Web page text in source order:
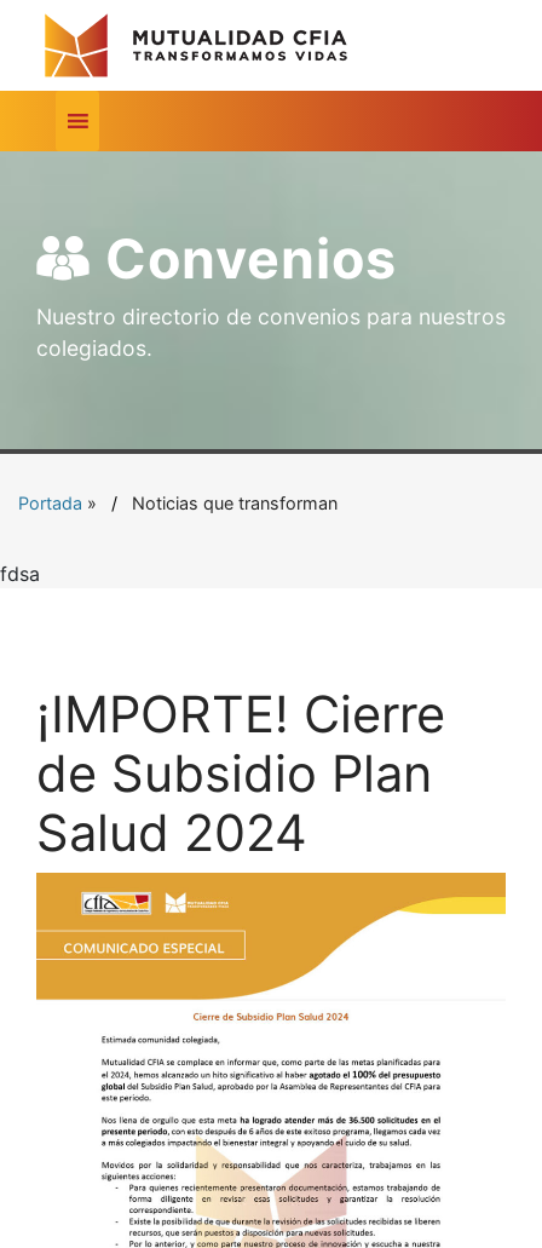
Convenios
Nuestro directorio de convenios para nuestros
colegiados.
Portada » Noticias que transforman
fdsa
¡IMPORTE! Cierre
de Subsidio Plan
Salud 2024